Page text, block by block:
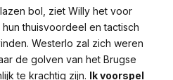
bol, ziet Willy het voor
thuisvoordeel en tactisch
Westerlo zal zich weren
de golven van het Brugse
te krachtig zijn. Ik voorspel